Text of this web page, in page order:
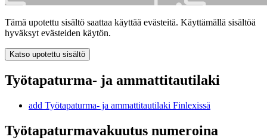
Tämä upotettu sisältö saattaa käyttää evästeitä. Käyttämällä sisältöä
hyväksyt evästeiden käytön.
Katso upotettu sisältö
Työtapaturma- ja ammattitautilaki
add Työtapaturma- ja ammattitautilaki Finlexissä
Työtapaturmavakuutus numeroina